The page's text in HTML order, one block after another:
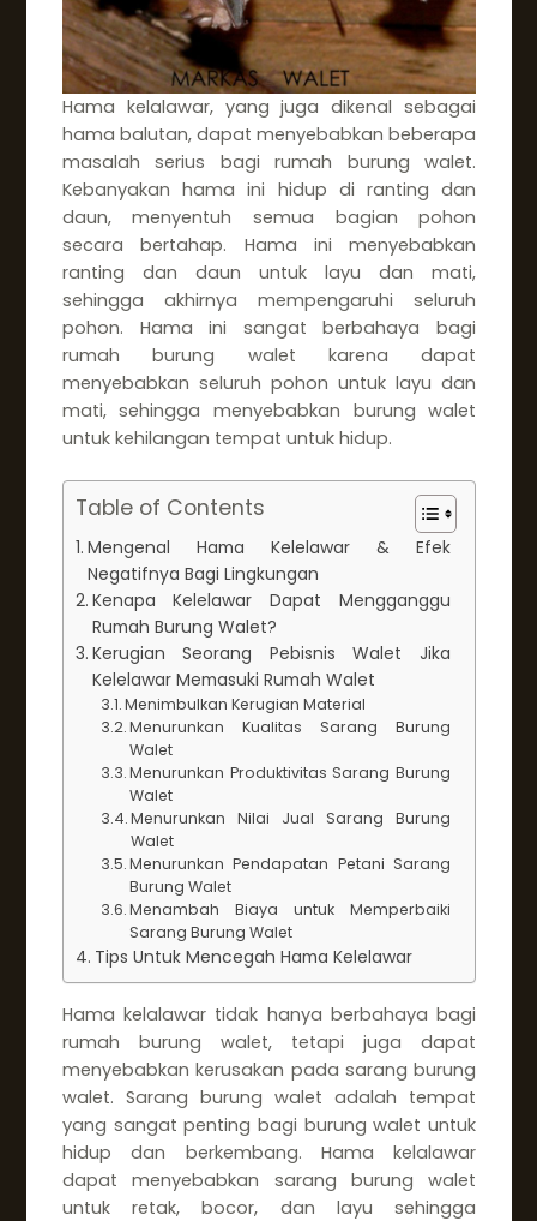
Hama kelalawar, yang juga dikenal sebagai
hama balutan, dapat menyebabkan beberapa
masalah serius bagi rumah burung walet.
Kebanyakan hama ini hidup di ranting dan
daun, menyentuh semua bagian pohon
secara bertahap. Hama ini menyebabkan
ranting dan daun untuk layu dan mati,
sehingga akhirnya mempengaruhi seluruh
pohon. Hama ini sangat berbahaya bagi
rumah burung walet karena dapat
menyebabkan seluruh pohon untuk layu dan
mati, sehingga menyebabkan burung walet
untuk kehilangan tempat untuk hidup.
Table of Contents
Mengenal Hama Kelelawar & Efek
Negatifnya Bagi Lingkungan
Kenapa Kelelawar Dapat Mengganggu
Rumah Burung Walet?
Kerugian Seorang Pebisnis Walet Jika
Kelelawar Memasuki Rumah Walet
Menimbulkan Kerugian Material
Menurunkan Kualitas Sarang Burung
Walet
Menurunkan Produktivitas Sarang Burung
Walet
Menurunkan Nilai Jual Sarang Burung
Walet
Menurunkan Pendapatan Petani Sarang
Burung Walet
Menambah Biaya untuk Memperbaiki
Sarang Burung Walet
Tips Untuk Mencegah Hama Kelelawar
Hama kelalawar tidak hanya berbahaya bagi
rumah burung walet, tetapi juga dapat
menyebabkan kerusakan pada sarang burung
walet. Sarang burung walet adalah tempat
yang sangat penting bagi burung walet untuk
hidup dan berkembang. Hama kelalawar
dapat menyebabkan sarang burung walet
untuk retak, bocor, dan layu sehingga